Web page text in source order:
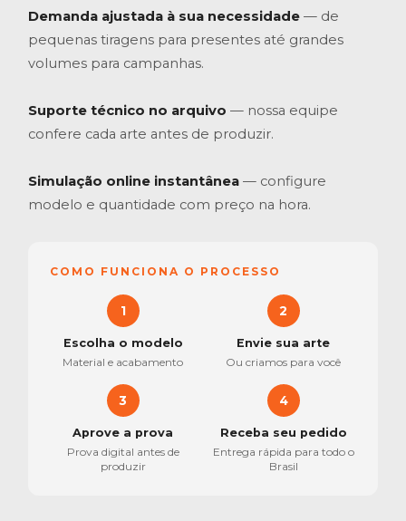
Demanda ajustada à sua necessidade — de
pequenas tiragens para presentes até grandes
volumes para campanhas.
Suporte técnico no arquivo — nossa equipe
confere cada arte antes de produzir.
Simulação online instantânea — configure
modelo e quantidade com preço na hora.
COMO FUNCIONA O PROCESSO
1
Escolha o modelo
Material e acabamento
2
Envie sua arte
Ou criamos para você
3
Aprove a prova
Prova digital antes de
produzir
4
Receba seu pedido
Entrega rápida para todo o
Brasil